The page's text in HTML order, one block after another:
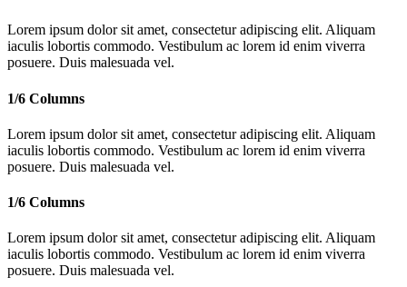
Lorem ipsum dolor sit amet, consectetur adipiscing elit. Aliquam
iaculis lobortis commodo. Vestibulum ac lorem id enim viverra
posuere. Duis malesuada vel.
1/6 Columns
Lorem ipsum dolor sit amet, consectetur adipiscing elit. Aliquam
iaculis lobortis commodo. Vestibulum ac lorem id enim viverra
posuere. Duis malesuada vel.
1/6 Columns
Lorem ipsum dolor sit amet, consectetur adipiscing elit. Aliquam
iaculis lobortis commodo. Vestibulum ac lorem id enim viverra
posuere. Duis malesuada vel.